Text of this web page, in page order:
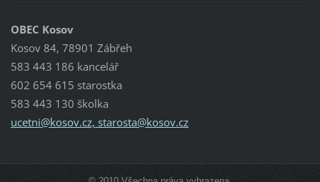
OBEC Kosov
Kosov 84, 78901 Zábřeh
583 443 186 kancelář
602 654 615 starostka
583 443 130 školka
ucetni@kosov.cz, starosta@kosov.cz